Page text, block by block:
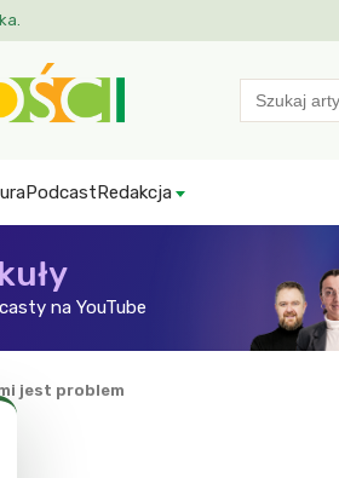
Search
for:
PodcastRedakcja
na YouTube
jest problem